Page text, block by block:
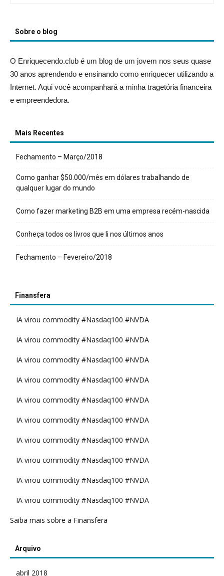
Sobre o blog
O Enriquecendo.club é um blog de um jovem nos seus quase
30 anos aprendendo e ensinando como enriquecer utilizando a
Internet. Aqui você acompanhará a minha tragetória financeira
e empreendedora.
Mais Recentes
Fechamento – Março/2018
Como ganhar $50.000/mês em dólares trabalhando de
qualquer lugar do mundo
Como fazer marketing B2B em uma empresa recém-nascida
Conheça todos os livros que li nos últimos anos
Fechamento – Fevereiro/2018
Finansfera
IA virou commodity #Nasdaq100 #NVDA
IA virou commodity #Nasdaq100 #NVDA
IA virou commodity #Nasdaq100 #NVDA
IA virou commodity #Nasdaq100 #NVDA
IA virou commodity #Nasdaq100 #NVDA
IA virou commodity #Nasdaq100 #NVDA
IA virou commodity #Nasdaq100 #NVDA
IA virou commodity #Nasdaq100 #NVDA
IA virou commodity #Nasdaq100 #NVDA
IA virou commodity #Nasdaq100 #NVDA
Saiba mais sobre a Finansfera
Arquivo
abril 2018